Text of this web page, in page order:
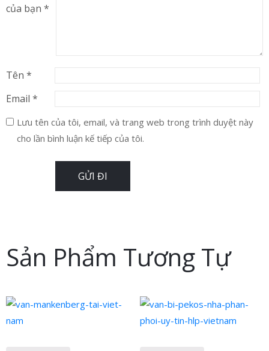
của bạn *
Tên *
Email *
Lưu tên của tôi, email, và trang web trong trình duyệt này
cho lần bình luận kế tiếp của tôi.
Sản Phẩm Tương Tự